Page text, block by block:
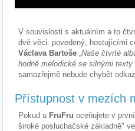
V souvislosti s aktuálním a to
dvě věci: povedený, hostujícími
Václava Bartoše „Naše čtvrté
hodně melodické se silnými texty.
samozřejmě nebude chybět
Přístupnost v mezích
Pokud u FruFru oceňujete v
široké posluchačské základně"